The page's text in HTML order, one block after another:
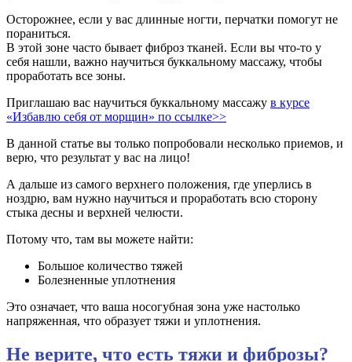
Осторожнее, если у вас длинные ногти, перчатки помогут не
пораниться.
В этой зоне часто бывает фиброз тканей. Если вы что-то у
себя нашли, важно научиться буккальному массажу, чтобы
проработать все зоны.
Приглашаю вас научиться буккальному массажу в курсе
«Избавлю себя от морщин» по ссылке>>
В данной статье вы только попробовали несколько приемов, и
верю, что результат у вас на лицо!
А дальше из самого верхнего положения, где уперлись в
ноздрю, вам нужно научиться и проработать всю сторону
стыка десны и верхней челюсти.
Потому что, там вы можете найти:
Большое количество тяжей
Болезненные уплотнения
Это означает, что ваша носогубная зона уже настолько
напряженная, что образует тяжи и уплотнения.
Не верите, что есть тяжи и фиброзы?